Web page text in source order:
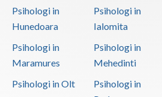
Psihologi in
Hunedoara
Psihologi in
Ialomita
Psihologi in
Maramures
Psihologi in
Mehedinti
Psihologi in Olt
Psihologi in